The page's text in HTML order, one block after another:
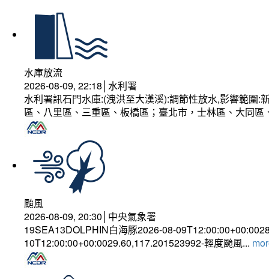
水庫放流
2026-08-09, 22:18│水利署
水利署訊石門水庫:(洩洪至大漢溪):調節性放水,影響範圍
區、八里區、三重區、板橋區；臺北市，士林區、大同
颱風
2026-08-09, 20:30│中央氣象署
19SEA13DOLPHIN白海豚2026-08-
10T12:00:00+00:0029.60,117.201523992-輕度颱風...